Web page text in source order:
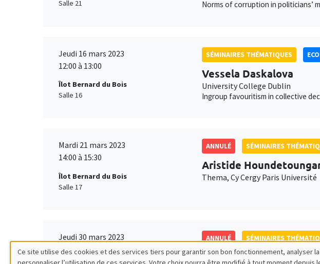
Salle 21
Norms of corruption in politicians’
Jeudi 16 mars 2023
12:00 à 13:00
Îlot Bernard du Bois
Salle 16
SÉMINAIRES THÉMATIQUES
Vessela Daskalova
University College Dublin
Ingroup favouritism in collective
Mardi 21 mars 2023
14:00 à 15:30
Îlot Bernard du Bois
Salle 17
ANNULÉ SÉMINAIRES
Aristide
Thema, Cy Cergy Paris Université
Jeudi 30 mars 2023
12:00 à 13:00
ANNULÉ SÉMINAIRES
Julien Daubanes
Ce site utilise des cookies et des services tiers pour garantir son bon fonctionnement,